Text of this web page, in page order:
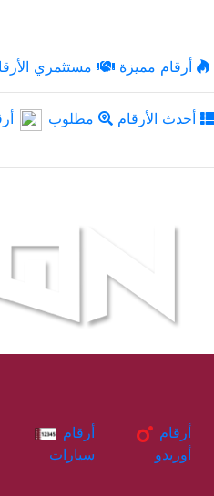
أرقام مميزة مستثمري
أحدث الأرقام مطلوب
سيارات
أوريدو